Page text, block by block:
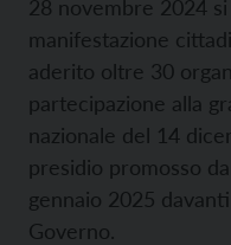
28 novembre 2024
manifestazione
aderito oltre 30
partecipazione alla
nazionale del 14
presidio promosso
gennaio 2025
Governo.